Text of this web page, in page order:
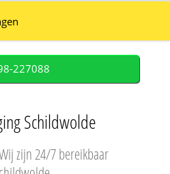
227088
Schildwolde
zijn 24/7 bereikbaar